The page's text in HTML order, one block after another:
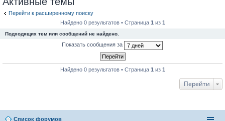
Перейти к расширенному поиску
Найдено 0 результатов • Страница 1 из 1
Подходящих тем или сообщений не найдено.
Показать сообщения за
Найдено 0 результатов • Страница 1 из 1
Перейти
Список форумов